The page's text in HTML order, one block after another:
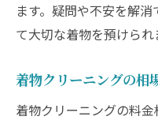
ます。疑問や不安を解
て大切な着物を預けられ
着物クリーニングの相
着物クリーニングの料